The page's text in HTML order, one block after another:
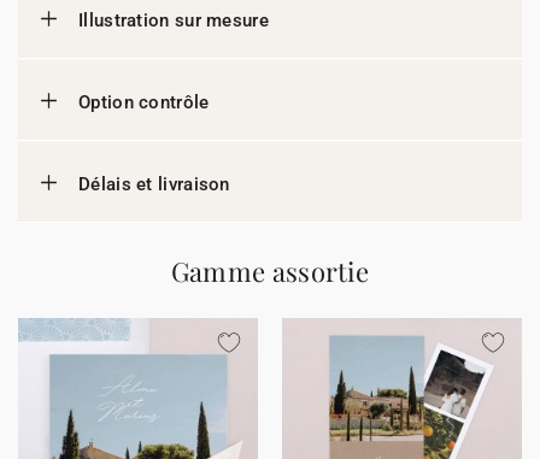
Illustration sur mesure
Option contrôle
Délais et livraison
Gamme assortie